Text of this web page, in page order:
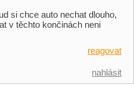
si chce auto nechat dlouho,
v těchto končinách neni
reagovat
nahlásit